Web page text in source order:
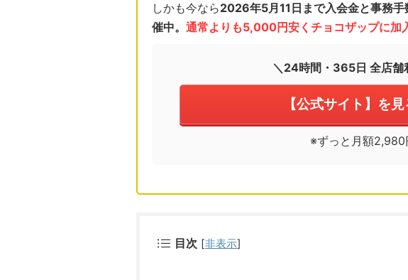
しかも今なら2026年5月11日まで入会金と事務
催中。 通常よりも5,000円安くチョコザップに加
＼24時間・365日 全店舗
【公式サイト】を見
※ずっと月額2,980
目次 [非表示]